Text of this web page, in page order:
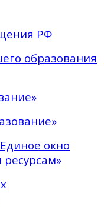
РФ
образования
окно